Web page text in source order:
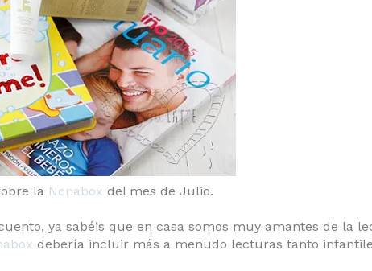
la Nonabox del mes de Julio.
ya sabéis que en casa somos muy amantes de la
debería incluir más a menudo lecturas tanto